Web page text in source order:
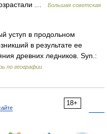
…
Большая советская
уступ в продольном
в результате ее
древних ледников. Syn.:
по географии
18+